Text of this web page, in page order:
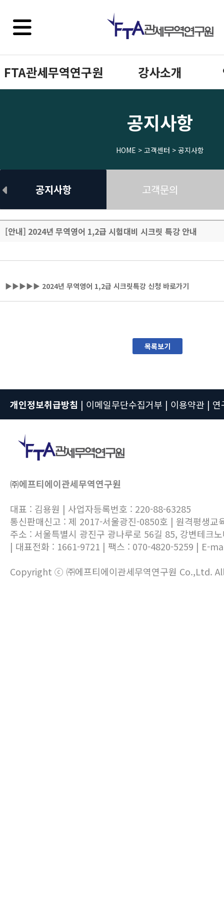
FTA관세무역연구원 강사소개
공지사항
HOME > 고객센터 > 공지사항
공지사항 고객문의
[안내] 2024년 무역영어 1,2급 시험대비 시크릿 특강 안내
▶▶▶▶▶ 2024년 무역영어 1,2급 시크릿특강 신청 바로가기
목록보기
개인정보취급방침 | 이메일무단수집거부 | 이용약관 | 연
㈜에프티에이관세무역연구원
대표 : 김용원 | 사업자등록번호 : 220-88-63285
통신판매신고 : 제 2017-서울광진-0850호 | 원격평생교
주소 : 서울특별시 광진구 광나루로 56길 85, 강변테크
| 대표전화 : 1661-9721 | 팩스 : 070-4820-5259 | E-
Copyright ⓒ ㈜에프티에이관세무역연구원 Co.,Ltd.